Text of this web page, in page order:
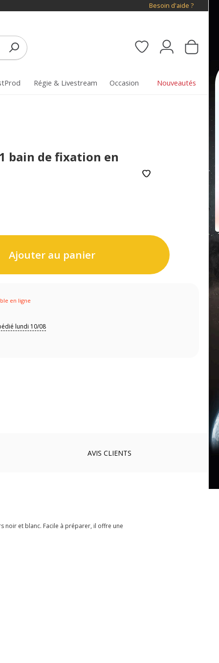
Besoin d'aide ?
Régie & Livestream Occasion Nouveautés
bain de fixation en
Ajouter au panier
en ligne
lundi 10/08
AVIS CLIENTS
noir et blanc. Facile à préparer, il offre une